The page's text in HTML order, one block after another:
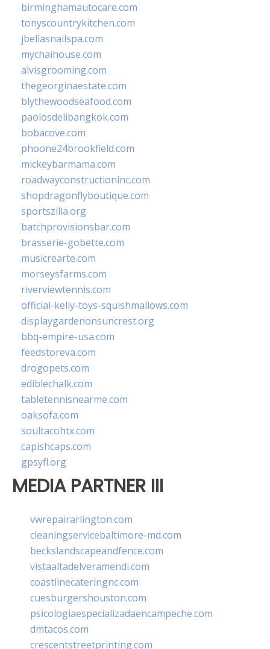
birminghamautocare.com
tonyscountrykitchen.com
jbellasnailspa.com
mychaihouse.com
alvisgrooming.com
thegeorginaestate.com
blythewoodseafood.com
paolosdelibangkok.com
bobacove.com
phoone24brookfield.com
mickeybarmama.com
roadwayconstructioninc.com
shopdragonflyboutique.com
sportszilla.org
batchprovisionsbar.com
brasserie-gobette.com
musicrearte.com
morseysfarms.com
riverviewtennis.com
official-kelly-toys-squishmallows.com
displaygardenonsuncrest.org
bbq-empire-usa.com
feedstoreva.com
drogopets.com
ediblechalk.com
tabletennisnearme.com
oaksofa.com
soultacohtx.com
capishcaps.com
gpsyfl.org
MEDIA PARTNER III
vwrepairarlington.com
cleaningservicebaltimore-md.com
beckslandscapeandfence.com
vistaaltadelveramendi.com
coastlinecateringnc.com
cuesburgershouston.com
psicologiaespecializadaencampeche.com
dmtacos.com
crescentstreetprinting.com